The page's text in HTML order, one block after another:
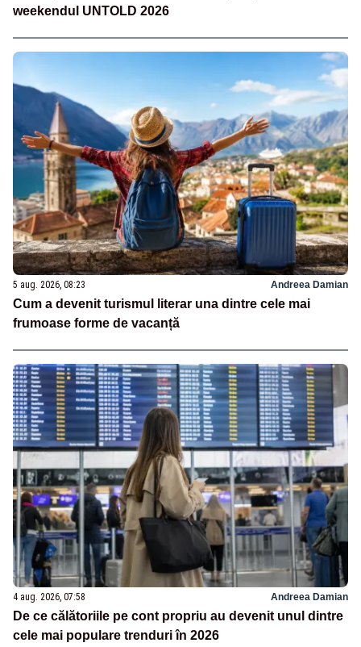
weekendul UNTOLD 2026
5 aug. 2026, 08:23 Andreea Damian
Cum a devenit turismul literar una dintre cele mai
frumoase forme de vacanță
4 aug. 2026, 07:58 Andreea Damian
De ce călătoriile pe cont propriu au devenit unul dintre
cele mai populare trenduri în 2026